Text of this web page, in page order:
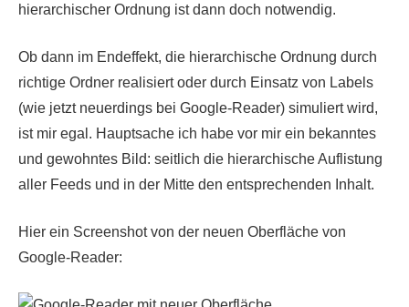
hierarchischer Ordnung ist dann doch notwendig.
Ob dann im Endeffekt, die hierarchische Ordnung durch
richtige Ordner realisiert oder durch Einsatz von Labels
(wie jetzt neuerdings bei Google-Reader) simuliert wird,
ist mir egal. Hauptsache ich habe vor mir ein bekanntes
und gewohntes Bild: seitlich die hierarchische Auflistung
aller Feeds und in der Mitte den entsprechenden Inhalt.
Hier ein Screenshot von der neuen Oberfläche von
Google-Reader: